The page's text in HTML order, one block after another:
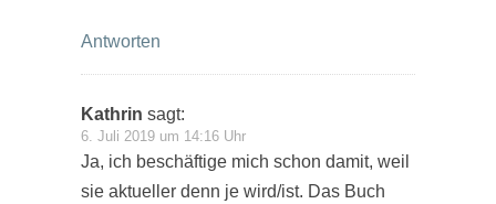
Antworten
Kathrin sagt:
6. Juli 2019 um 14:16 Uhr
Ja, ich beschäftige mich schon damit, weil
sie aktueller denn je wird/ist. Das Buch